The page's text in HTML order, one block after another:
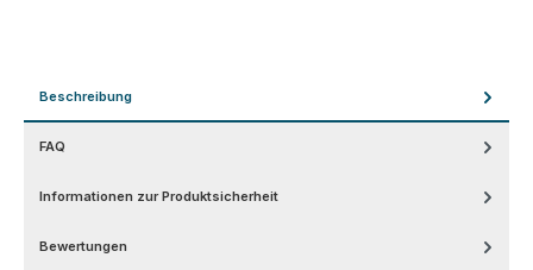
Beschreibung
FAQ
Informationen zur Produktsicherheit
Bewertungen